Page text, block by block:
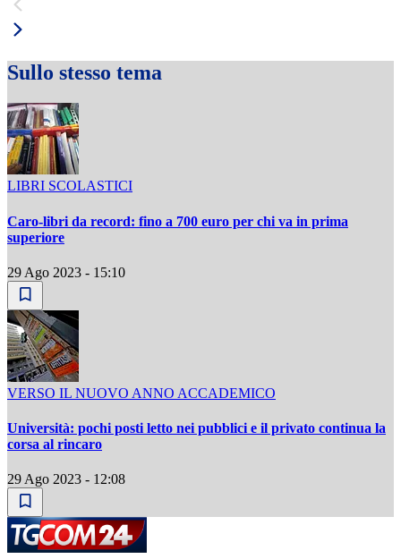
Sullo stesso tema
LIBRI SCOLASTICI
Caro-libri da record: fino a 700 euro per chi va in prima
superiore
29 Ago 2023 - 15:10
VERSO IL NUOVO ANNO ACCADEMICO
Università: pochi posti letto nei pubblici e il privato continua la
corsa al rincaro
29 Ago 2023 - 12:08